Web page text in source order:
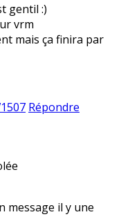
gentil :)
vrm
mais ça finira par
Répondre
message il y une